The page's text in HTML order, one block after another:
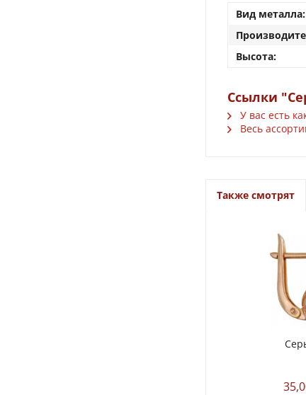
Вид металла:
Высота:
Ссылки
У вас есть
Весь
Также смотрят